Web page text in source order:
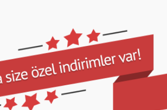
Ollbag OL-2037 Kadın Zincir Askılı
Mini Çanta Cüzdan
110,00 TL
SEPETE EKLE
Ollbag OL-1067C Büyük
Cüzdan